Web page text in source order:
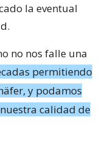
la eventual
no nos falle una
permitiendo
y podamos
calidad de